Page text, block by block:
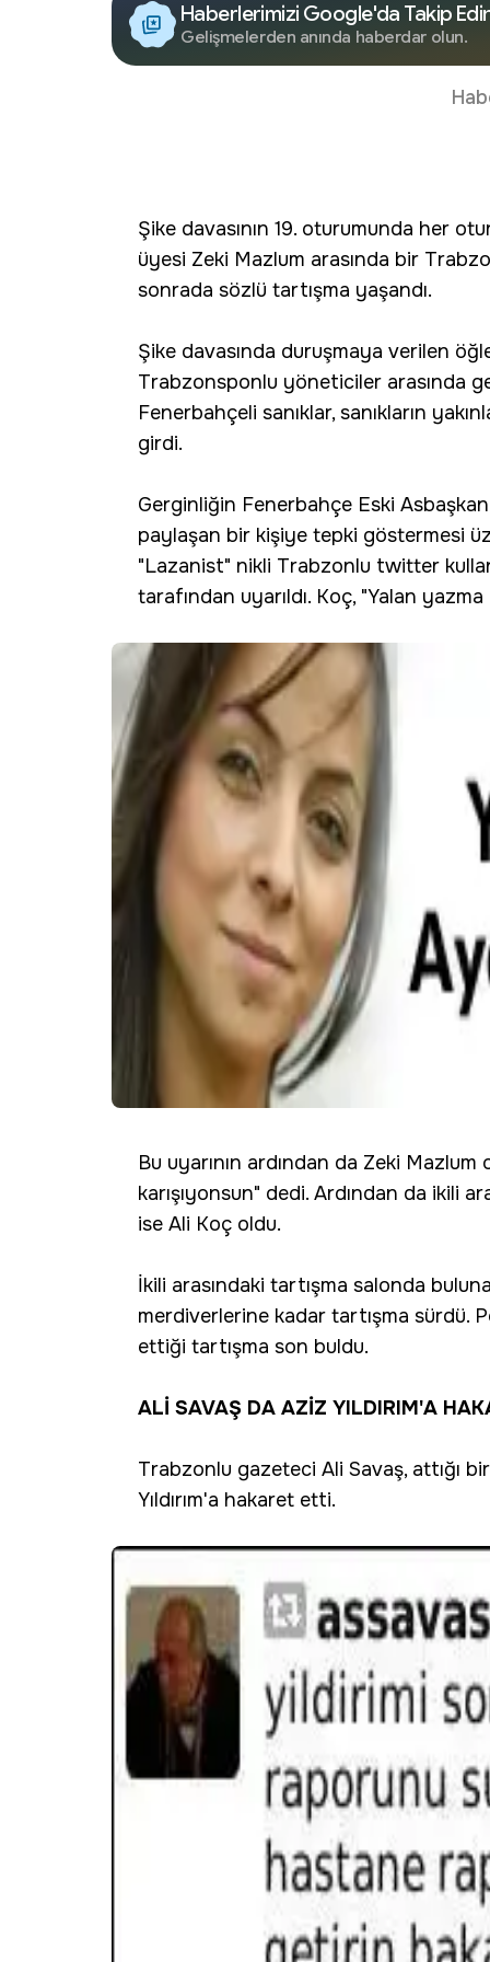
Haberlerimizi Google'da Takip
Gelişmelerden anında haberdar olun.
Şike davasının 19. oturumunda her
üyesi Zeki Mazlum arasında bir
sonrada sözlü tartışma yaşandı.
Şike davasında duruşmaya verilen
Trabzonsponlu yöneticiler arasında
Fenerbahçeli sanıklar, sanıkların
girdi.
Gerginliğin Fenerbahçe Eski
paylaşan bir kişiye tepki göstermesi
"Lazanist" nikli Trabzonlu twitter
tarafından uyarıldı. Koç, "Yalan
Bu uyarının ardından da Zeki
karışıyonsun" dedi. Ardından da ikili
ise Ali Koç oldu.
İkili arasındaki tartışma salonda
merdiverlerine kadar tartışma sürdü.
ettiği tartışma son buldu.
ALİ SAVAŞ DA AZİZ YILDIRIM'A
Trabzonlu gazeteci Ali Savaş, attığı
Yıldırım'a hakaret etti.